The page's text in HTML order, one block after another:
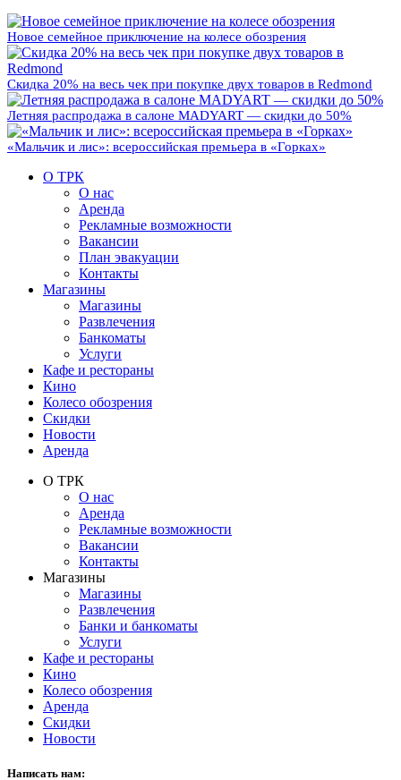
Новое семейное приключение на колесе обозрения
Скидка 20% на весь чек при покупке двух товаров в Redmond
Летняя распродажа в салоне MADYART — скидки до 50%
«Мальчик и лис»: всероссийская премьера в «Горках»
О ТРК
О нас
Аренда
Рекламные возможности
Вакансии
План эвакуации
Контакты
Магазины
Магазины
Развлечения
Банкоматы
Услуги
Кафе и рестораны
Кино
Колесо обозрения
Скидки
Новости
Аренда
О ТРК
О нас
Аренда
Рекламные возможности
Вакансии
Контакты
Магазины
Магазины
Развлечения
Банки и банкоматы
Услуги
Кафе и рестораны
Кино
Колесо обозрения
Аренда
Скидки
Новости
Написать нам: